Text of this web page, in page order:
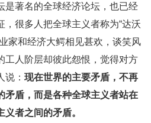
是著名的全球经济论坛，也已经
，很多人把全球主义者称为“达沃
家和经济大鳄相见甚欢，谈笑风
工人阶层却彼此怨恨，觉得对方
： 现在世界的主要矛盾，不再
矛盾，而是各种全球主义者站在
者之间的矛盾。